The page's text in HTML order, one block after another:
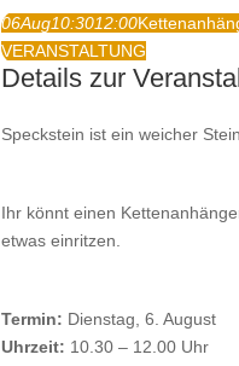
06Aug10:3012:00
VERANSTALTUNG
Details zur
Speckstein ist ein weicher
Ihr könnt einen
etwas einritzen.
Termin: Dienstag, 6. August
Uhrzeit: 10.30 – 12.00 Uhr